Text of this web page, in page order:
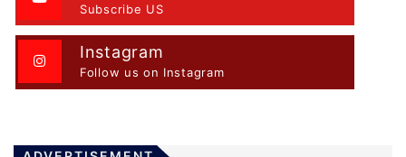
Subscribe US
Instagram
Follow us on Instagram